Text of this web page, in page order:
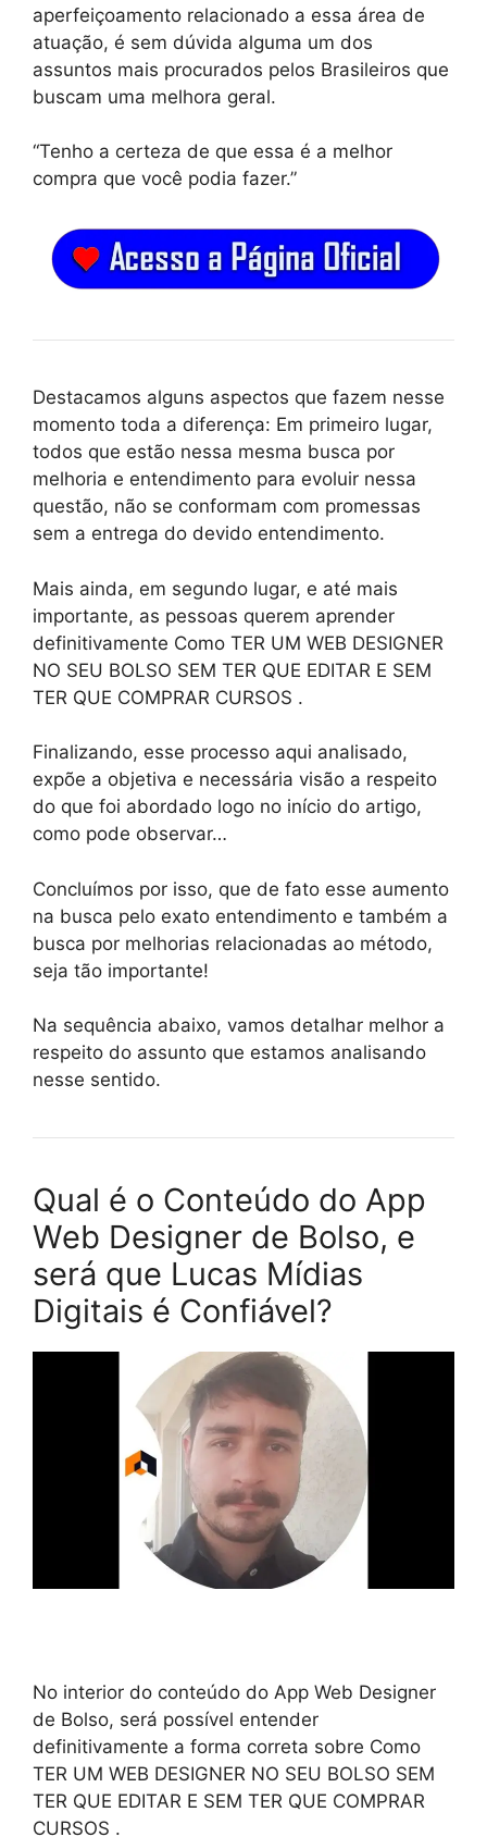
aperfeiçoamento relacionado a essa área de
atuação, é sem dúvida alguma um dos
assuntos mais procurados pelos Brasileiros que
buscam uma melhora geral.
“Tenho a certeza de que essa é a melhor
compra que você podia fazer.”
Destacamos alguns aspectos que fazem nesse
momento toda a diferença: Em primeiro lugar,
todos que estão nessa mesma busca por
melhoria e entendimento para evoluir nessa
questão, não se conformam com promessas
sem a entrega do devido entendimento.
Mais ainda, em segundo lugar, e até mais
importante, as pessoas querem aprender
definitivamente Como TER UM WEB DESIGNER
NO SEU BOLSO SEM TER QUE EDITAR E SEM
TER QUE COMPRAR CURSOS .
Finalizando, esse processo aqui analisado,
expõe a objetiva e necessária visão a respeito
do que foi abordado logo no início do artigo,
como pode observar…
Concluímos por isso, que de fato esse aumento
na busca pelo exato entendimento e também a
busca por melhorias relacionadas ao método,
seja tão importante!
Na sequência abaixo, vamos detalhar melhor a
respeito do assunto que estamos analisando
nesse sentido.
Qual é o Conteúdo do App
Web Designer de Bolso, e
será que Lucas Mídias
Digitais é Confiável?
No interior do conteúdo do App Web Designer
de Bolso, será possível entender
definitivamente a forma correta sobre Como
TER UM WEB DESIGNER NO SEU BOLSO SEM
TER QUE EDITAR E SEM TER QUE COMPRAR
CURSOS .